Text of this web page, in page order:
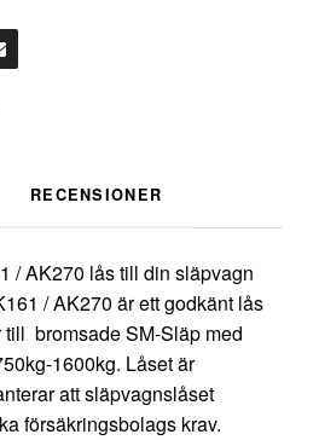
RECENSIONER
/ AK270 lås till din släpvagn
/ AK270 är ett godkänt lås
till bromsade SM-Släp med
1600kg. Låset är
att släpvagnslåset
försäkringsbolags krav.